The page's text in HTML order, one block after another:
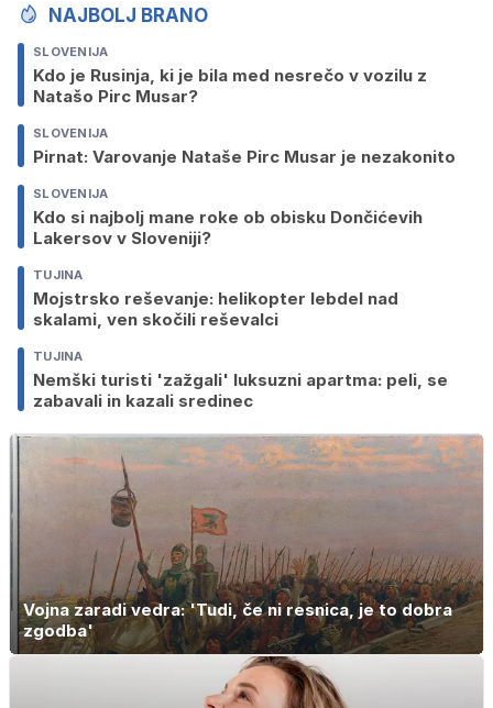
NAJBOLJ BRANO
SLOVENIJA
Kdo je Rusinja, ki je bila med nesrečo v vozilu z
Natašo Pirc Musar?
SLOVENIJA
Pirnat: Varovanje Nataše Pirc Musar je nezakonito
SLOVENIJA
Kdo si najbolj mane roke ob obisku Dončićevih
Lakersov v Sloveniji?
TUJINA
Mojstrsko reševanje: helikopter lebdel nad
skalami, ven skočili reševalci
TUJINA
Nemški turisti 'zažgali' luksuzni apartma: peli, se
zabavali in kazali sredinec
Vojna zaradi vedra: 'Tudi, če ni resnica, je to dobra
zgodba'